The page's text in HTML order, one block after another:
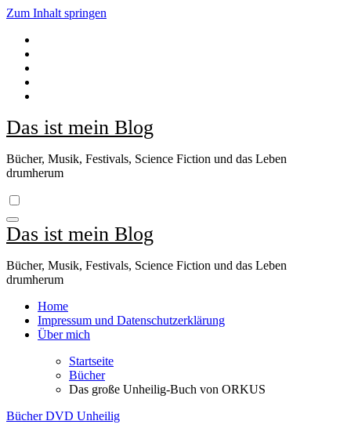
Zum Inhalt springen
Das ist mein Blog
Bücher, Musik, Festivals, Science Fiction und das Leben
drumherum
Das ist mein Blog
Bücher, Musik, Festivals, Science Fiction und das Leben
drumherum
Home
Impressum und Datenschutzerklärung
Über mich
Startseite
Bücher
Das große Unheilig-Buch von ORKUS
BücherDVD Unheilig